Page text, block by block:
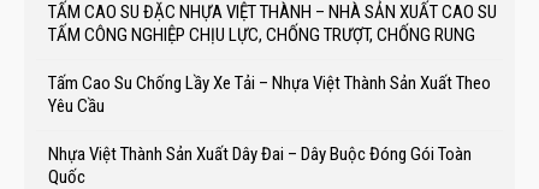
TẤM CAO SU ĐẶC NHỰA VIỆT THÀNH – NHÀ SẢN XUẤT CAO SU
TẤM CÔNG NGHIỆP CHỊU LỰC, CHỐNG TRƯỢT, CHỐNG RUNG
Tấm Cao Su Chống Lầy Xe Tải – Nhựa Việt Thành Sản Xuất Theo
Yêu Cầu
Nhựa Việt Thành Sản Xuất Dây Đai – Dây Buộc Đóng Gói Toàn
Quốc